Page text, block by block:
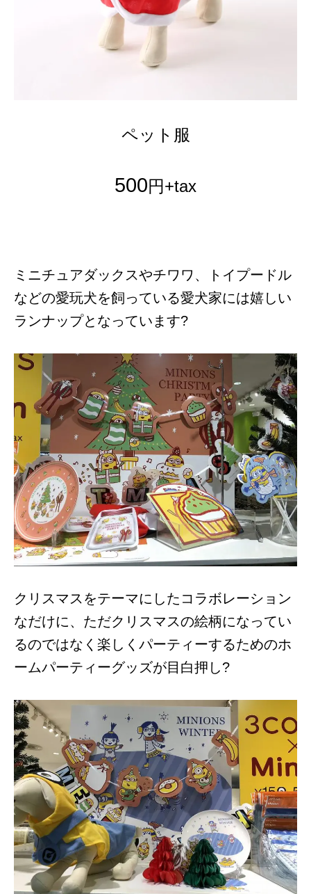
ペット服
500円+tax
ミニチュアダックスやチワワ、トイプードル
などの愛玩犬を飼っている愛犬家には嬉しい
ランナップとなっています?
クリスマスをテーマにしたコラボレーション
なだけに、ただクリスマスの絵柄になってい
るのではなく楽しくパーティーするためのホ
ームパーティーグッズが目白押し?